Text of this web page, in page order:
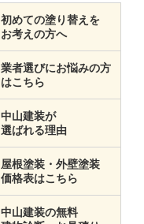
初めての塗り替えを
お考えの方へ
業者選びにお悩みの方
はこちら
中山建装が
選ばれる理由
屋根塗装・外壁塗装
価格表はこちら
中山建装の無料